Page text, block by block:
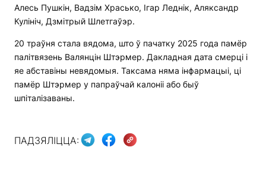
Алесь Пушкін, Вадзім Храсько, Ігар Леднік, Аляксандр
Кулініч, Дзмітрый Шлетгаўэр.
20 траўня стала вядома, што ў пачатку 2025 года памёр
палітвязень Валянцін Штэрмер. Дакладная дата смерці і
яе абставіны невядомыя. Таксама няма інфармацыі, ці
памёр Штэрмер у папраўчай калоніі або быў
шпіталізаваны.
ПАДЗЯЛІЦЦА: